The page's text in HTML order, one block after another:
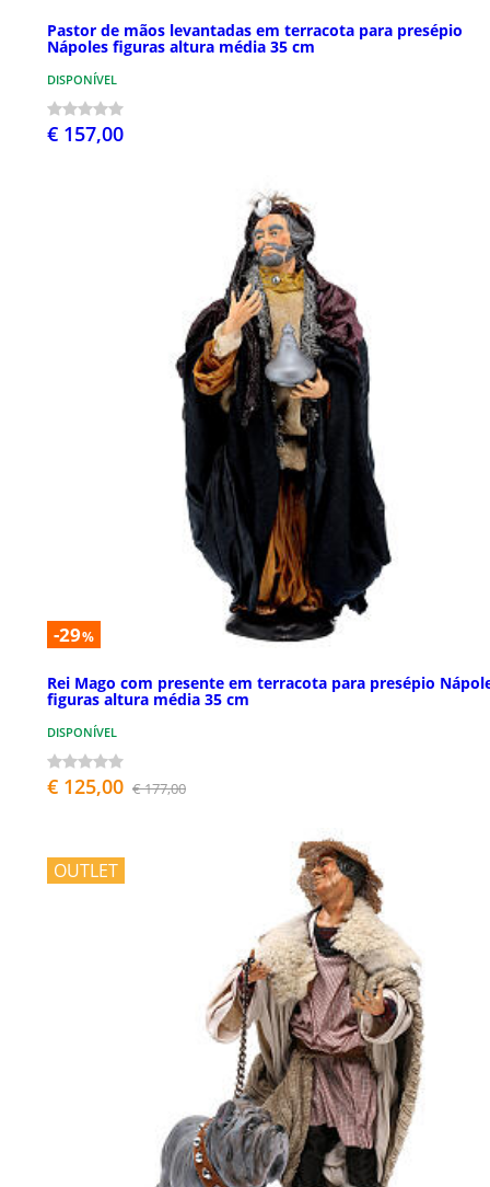
Pastor de mãos levantadas em terracota para presépio
Nápoles figuras altura média 35 cm
DISPONÍVEL
€ 157,00
-29%
Rei Mago com presente em terracota para presépio
figuras altura média 35 cm
DISPONÍVEL
€ 125,00 € 177,00
OUTLET